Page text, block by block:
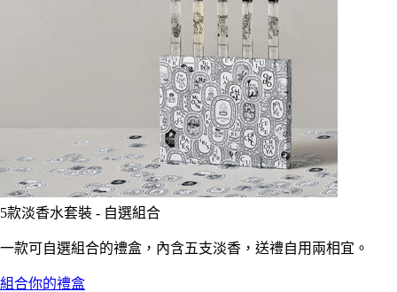
5款淡香水套裝 - 自選組合
一款可自選組合的禮盒，內含五支淡香，送禮自用兩相宜。
組合你的禮盒